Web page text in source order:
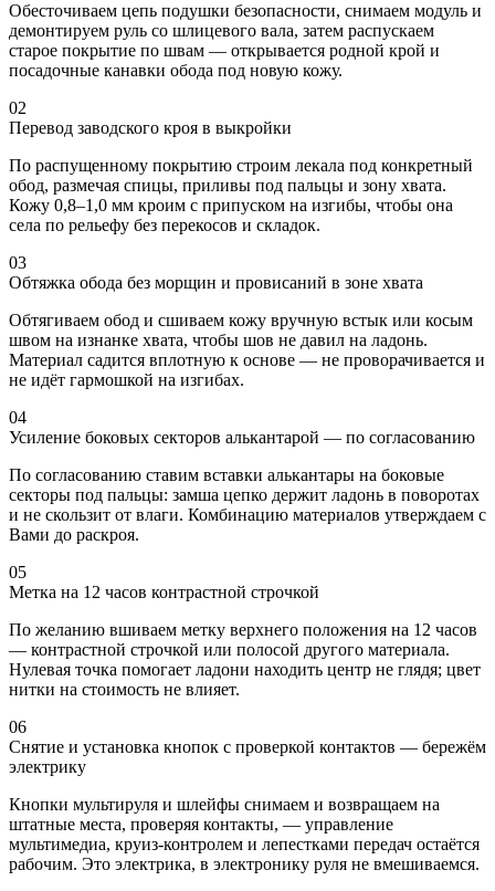
Обесточиваем цепь подушки безопасности, снимаем модуль и
демонтируем руль со шлицевого вала, затем распускаем
старое покрытие по швам — открывается родной крой и
посадочные канавки обода под новую кожу.
02
Перевод заводского кроя в выкройки
По распущенному покрытию строим лекала под конкретный
обод, размечая спицы, приливы под пальцы и зону хвата.
Кожу 0,8–1,0 мм кроим с припуском на изгибы, чтобы она
села по рельефу без перекосов и складок.
03
Обтяжка обода без морщин и провисаний в зоне хвата
Обтягиваем обод и сшиваем кожу вручную встык или косым
швом на изнанке хвата, чтобы шов не давил на ладонь.
Материал садится вплотную к основе — не проворачивается и
не идёт гармошкой на изгибах.
04
Усиление боковых секторов алькантарой — по согласованию
По согласованию ставим вставки алькантары на боковые
секторы под пальцы: замша цепко держит ладонь в поворотах
и не скользит от влаги. Комбинацию материалов утверждаем с
Вами до раскроя.
05
Метка на 12 часов контрастной строчкой
По желанию вшиваем метку верхнего положения на 12 часов
— контрастной строчкой или полосой другого материала.
Нулевая точка помогает ладони находить центр не глядя; цвет
нитки на стоимость не влияет.
06
Снятие и установка кнопок с проверкой контактов — бережём
электрику
Кнопки мультируля и шлейфы снимаем и возвращаем на
штатные места, проверяя контакты, — управление
мультимедиа, круиз-контролем и лепестками передач остаётся
рабочим. Это электрика, в электронику руля не вмешиваемся.